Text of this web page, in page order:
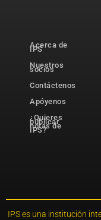
Acerca de
IPS
Nuestros
socios
Contáctenos
Apóyenos
¿Quieres
publicar
notas de
IPS?
IPS es una institución